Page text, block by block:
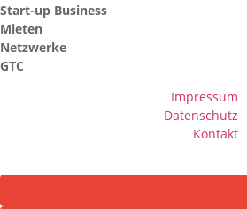
Start-up Business
Mieten
Netzwerke
GTC
Impressum
Datenschutz
Kontakt